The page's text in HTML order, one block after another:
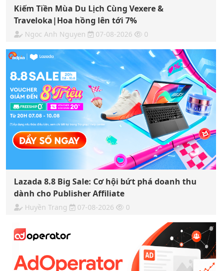
Kiếm Tiền Mùa Du Lịch Cùng Vexere &
Traveloka|Hoa hồng lên tới 7%
Ngoc Anh Nguyen 07-08-2026 0
Lazada 8.8 Big Sale: Cơ hội bứt phá doanh thu
dành cho Publisher Affiliate
Huyền Trang 07-08-2026 0